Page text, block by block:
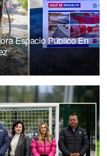
Espacio Público En